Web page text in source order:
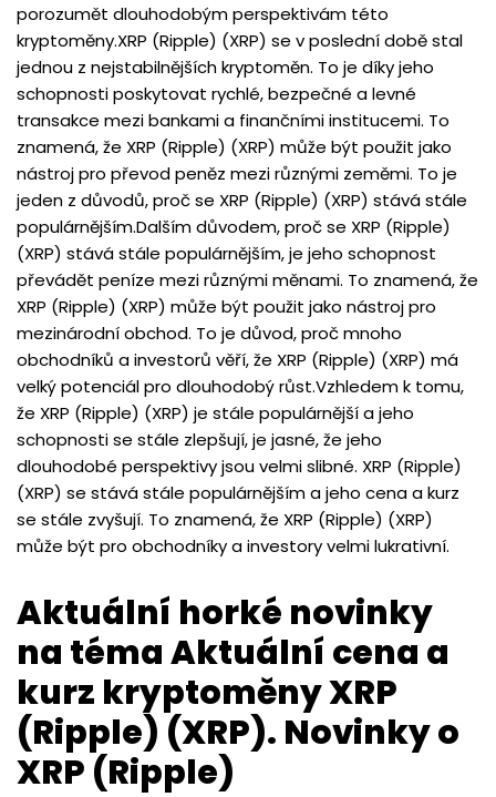
porozumět dlouhodobým perspektivám této
kryptoměny.XRP (Ripple) (XRP) se v poslední době stal
jednou z nejstabilnějších kryptoměn. To je díky jeho
schopnosti poskytovat rychlé, bezpečné a levné
transakce mezi bankami a finančními institucemi. To
znamená, že XRP (Ripple) (XRP) může být použit jako
nástroj pro převod peněz mezi různými zeměmi. To je
jeden z důvodů, proč se XRP (Ripple) (XRP) stává stále
populárnějším.Dalším důvodem, proč se XRP (Ripple)
(XRP) stává stále populárnějším, je jeho schopnost
převádět peníze mezi různými měnami. To znamená, že
XRP (Ripple) (XRP) může být použit jako nástroj pro
mezinárodní obchod. To je důvod, proč mnoho
obchodníků a investorů věří, že XRP (Ripple) (XRP) má
velký potenciál pro dlouhodobý růst.Vzhledem k tomu,
že XRP (Ripple) (XRP) je stále populárnější a jeho
schopnosti se stále zlepšují, je jasné, že jeho
dlouhodobé perspektivy jsou velmi slibné. XRP (Ripple)
(XRP) se stává stále populárnějším a jeho cena a kurz
se stále zvyšují. To znamená, že XRP (Ripple) (XRP)
může být pro obchodníky a investory velmi lukrativní.
Aktuální horké novinky
na téma Aktuální cena a
kurz kryptoměny XRP
(Ripple) (XRP). Novinky o
XRP (Ripple)